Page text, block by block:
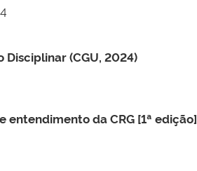
Disciplinar (CGU, 2024)
entendimento da CRG [1ª edição]